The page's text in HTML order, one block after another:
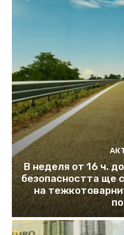
В неделя от 16 ч.
безопасността ще
на